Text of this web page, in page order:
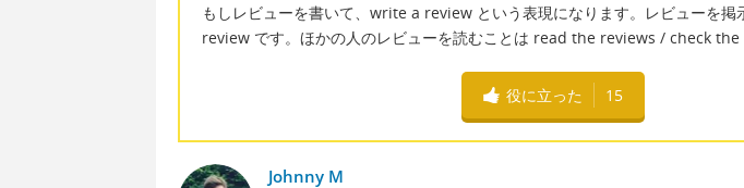
もしレビューを書いて、write a review という表現になります。レビューを掲
review です。ほかの人のレビューを読むことは read the reviews / check the
役に立った 15
Johnny M